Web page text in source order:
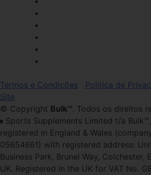
Termos e Condições Politica de
Site
© Copyright Bulk™. Todos os direitos
Sports Supplements Limited t/a
registered in England & Wales
05654661) with registered address:
Business Park, Brunel Way, Colchester,
UK. Registered in the UK for VAT No.